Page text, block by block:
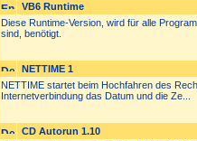
VB6 Runtime
Diese Runtime-Version, wird für alle
sind, benötigt.
NETTIME 1
NETTIME startet beim Hochfahren des
Internetverbindung das Datum und die Ze...
CD Autorun 1.10